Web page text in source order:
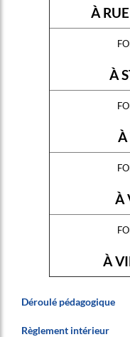
À
À
À
À
À
Déroulé pédagogique
Règlement intérieur